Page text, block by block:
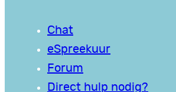
Chat
eSpreekuur
Forum
Direct hulp nodig?